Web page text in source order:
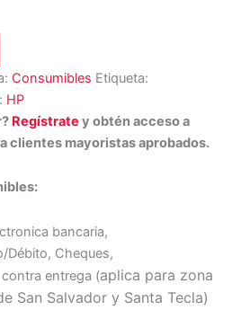
Consumibles Etiqueta:
HP
Regístrate y obtén acceso a
clientes mayoristas aprobados.
bancaria,
Débito, Cheques,
entrega (aplica para zona
San Salvador y Santa Tecla)